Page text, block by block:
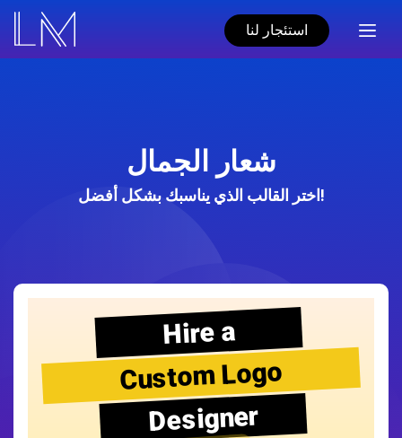
استئجار لنا
شعار الجمال
اختر القالب الذي يناسبك بشكل أفضل!
Hire a
Custom Logo
Designer